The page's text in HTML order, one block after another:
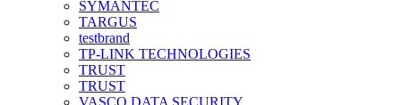
SYMANTEC
TARGUS
testbrand
TP-LINK TECHNOLOGIES
TRUST
TRUST
VASCO DATA SECURITY